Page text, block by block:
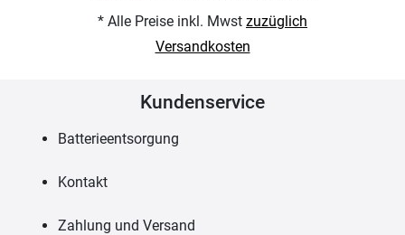
* Alle Preise inkl. Mwst zuzüglich
Versandkosten
Kundenservice
Batterieentsorgung
Kontakt
Zahlung und Versand